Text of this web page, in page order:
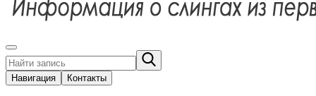
Навигация Контакты